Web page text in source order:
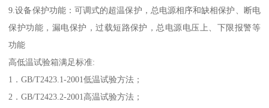
9.设备保护功能：可调式的超温保护，总电源相序和缺相保护、断电
保护功能，漏电保护，过载短路保护，总电源电压上、下限报警等
功能
高低温试验箱满足标准:
1．GB/T2423.1-2001低温试验方法；
2．GB/T2423.2-2001高温试验方法；